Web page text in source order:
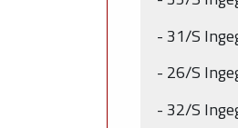
- 31/S
- 26/S
- 32/S